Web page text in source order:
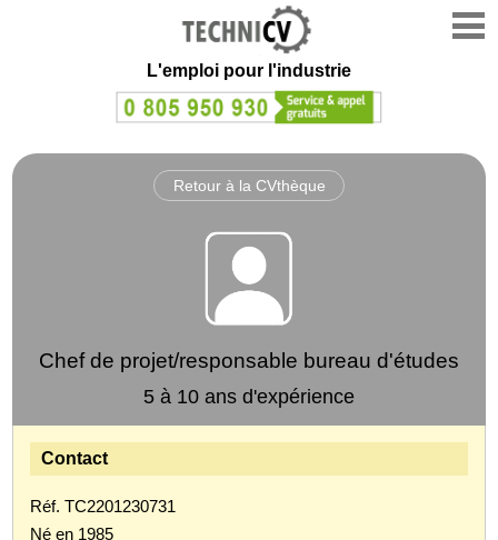
L'emploi pour l'industrie
Retour à la CVthèque
Chef de projet/responsable bureau d'études
5 à 10 ans d'expérience
Contact
Réf. TC2201230731
Né en 1985